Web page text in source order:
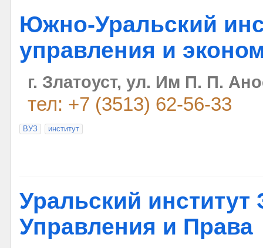
Южно-Уральский
управления и
г. Златоуст, ул. Им П. П.
тел: +7 (3513) 62-56-33
ВУЗ институт
Уральский институт
Управления и Права